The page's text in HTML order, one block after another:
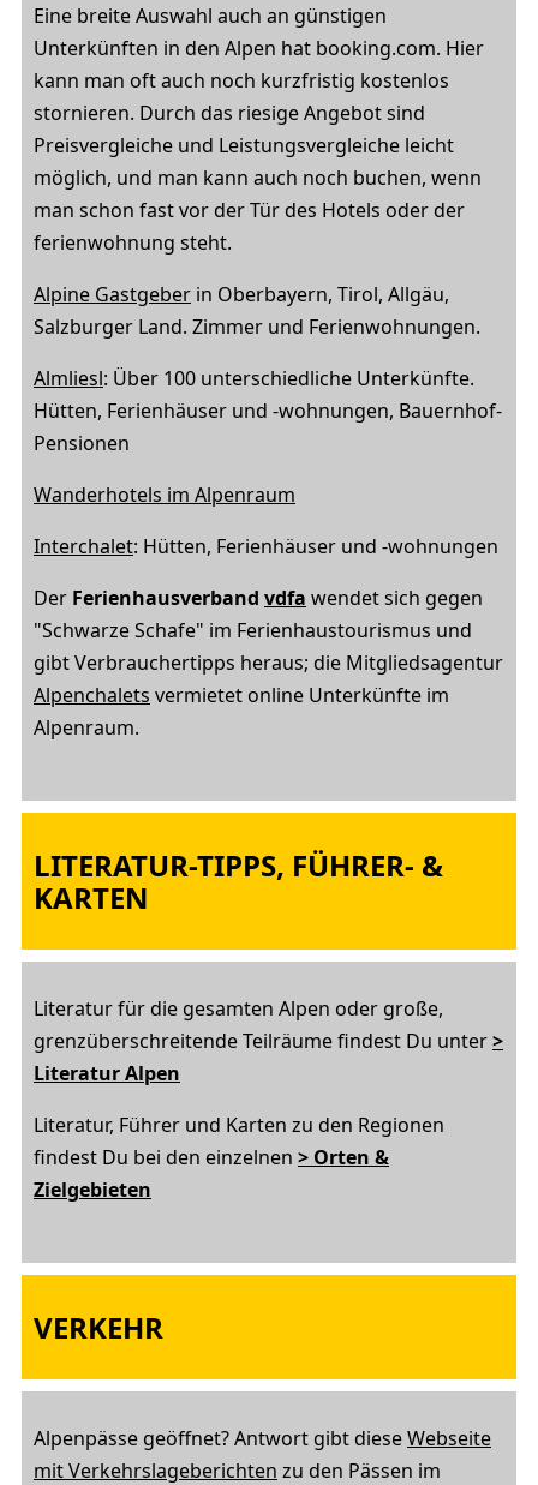
Eine breite Auswahl auch an günstigen
Unterkünften in den Alpen hat booking.com. Hier
kann man oft auch noch kurzfristig kostenlos
stornieren. Durch das riesige Angebot sind
Preisvergleiche und Leistungsvergleiche leicht
möglich, und man kann auch noch buchen, wenn
man schon fast vor der Tür des Hotels oder der
ferienwohnung steht.
Alpine Gastgeber in Oberbayern, Tirol, Allgäu,
Salzburger Land. Zimmer und Ferienwohnungen.
Almliesl: Über 100 unterschiedliche Unterkünfte.
Hütten, Ferienhäuser und -wohnungen, Bauernhof-
Pensionen
Wanderhotels im Alpenraum
Interchalet: Hütten, Ferienhäuser und -wohnungen
Der Ferienhausverband vdfa wendet sich gegen
"Schwarze Schafe" im Ferienhaustourismus und
gibt Verbrauchertipps heraus; die Mitgliedsagentur
Alpenchalets vermietet online Unterkünfte im
Alpenraum.
LITERATUR-TIPPS, FÜHRER- &
KARTEN
Literatur für die gesamten Alpen oder große,
grenzüberschreitende Teilräume findest Du unter>
Literatur Alpen
Literatur, Führer und Karten zu den Regionen
findest Du bei den einzelnen > Orten &
Zielgebieten
VERKEHR
Alpenpässe geöffnet? Antwort gibt dieseWebseite
mit Verkehrslageberichten zu den Pässen im